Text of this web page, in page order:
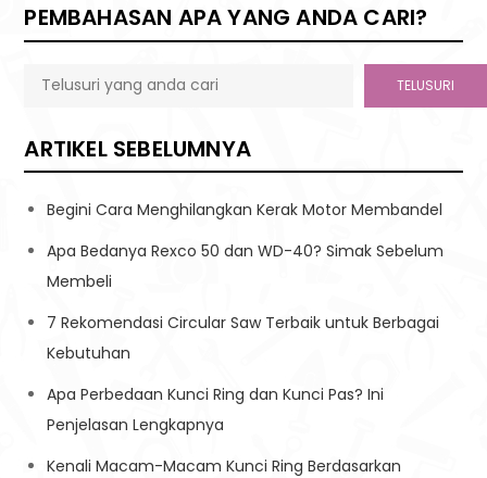
PEMBAHASAN APA YANG ANDA CARI?
TELUSURI
ARTIKEL SEBELUMNYA
Begini Cara Menghilangkan Kerak Motor Membandel
Apa Bedanya Rexco 50 dan WD-40? Simak Sebelum
Membeli
7 Rekomendasi Circular Saw Terbaik untuk Berbagai
Kebutuhan
Apa Perbedaan Kunci Ring dan Kunci Pas? Ini
Penjelasan Lengkapnya
Kenali Macam-Macam Kunci Ring Berdasarkan